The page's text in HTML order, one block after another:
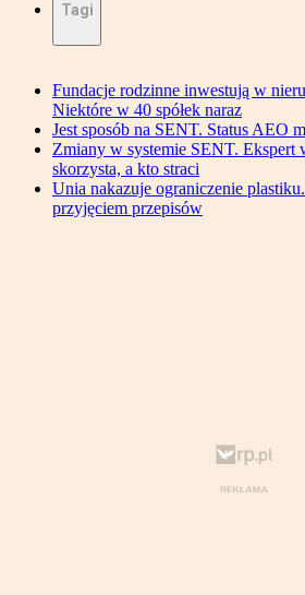
Tagi
Fundacje rodzinne inwestują w
Niektóre w 40 spółek naraz
Jest sposób na SENT. Status AEO
Zmiany w systemie SENT. Ekspert
skorzysta, a kto straci
Unia nakazuje ograniczenie
przyjęciem przepisów